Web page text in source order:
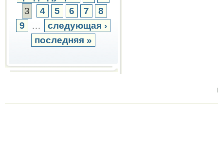
3
4 5 6 7
8
9
…
следующая ›
последняя »